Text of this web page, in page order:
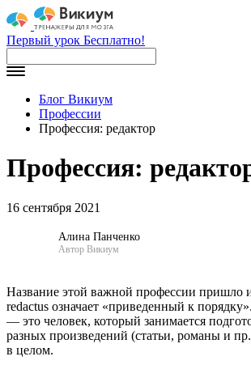
Первый урок Бесплатно!
Блог Викиум
Профессии
Профессия: редактор
Профессия:
16 сентября 2021
Алина Панченко
Автор Викиум
Название этой важной профессии пришло
redactus означает «приведенный к
— это человек, который занимается
разных произведений (статьи, романы и
в целом.